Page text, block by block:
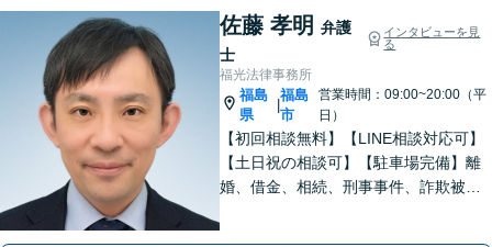
佐藤 孝明 弁護
士
インタビューを見
る
福光法律事務所
福島
県
|
福島
市
営業時間：09:00~20:00（平
日）
【初回相談無料】【LINE相談対応可】
【土日祝の相談可】【駐車場完備】離
婚、借金、相続、刑事事件、詐欺被